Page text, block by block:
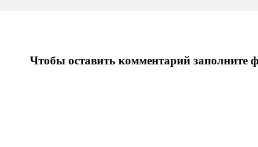
Чтобы оставить комментарий заполните